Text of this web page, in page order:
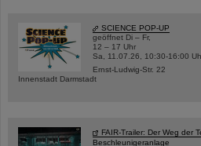
SCIENCE POP-UP
geöffnet Di – Fr,
12 – 17 Uhr
Sa, 11.07.26, 10:30-16:00
Ernst-Ludwig-Str. 22
Innenstadt Darmstadt
FAIR-Trailer: Der Weg der
Beschleunigeranlage